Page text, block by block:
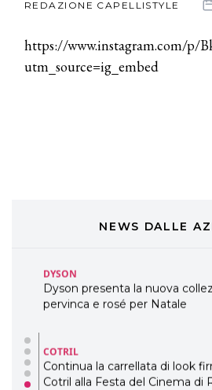
News
dalle
REDAZIONE CAPELLISTYLE
https://www.instagram.com/p/
utm_source=ig_embed
NEWS DALLE
LABEL.M lancia la sua
eco-sostenibile linea di prodotti
professionali
WELLNESS CONGRESS
DYSON
Dyson presenta la nuova
pervinca e rosé per Natale
COTRIL
Continua la carrellata di look
Cotril alla Festa del Cinema di